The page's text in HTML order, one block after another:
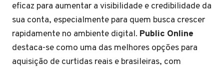
eficaz para aumentar a visibilidade e credibilidade da
sua conta, especialmente para quem busca crescer
rapidamente no ambiente digital. Public Online
destaca-se como uma das melhores opções para
aquisição de curtidas reais e brasileiras, com